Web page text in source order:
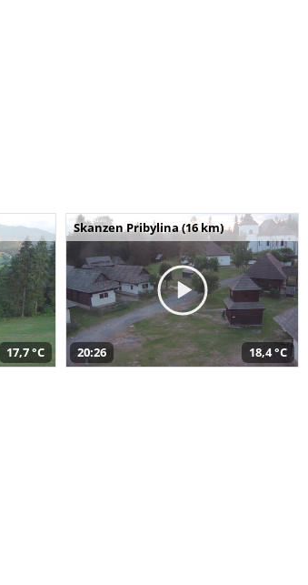
17,7 °C
Skanzen Pribylina (16 km)
20:26 18,4 °C